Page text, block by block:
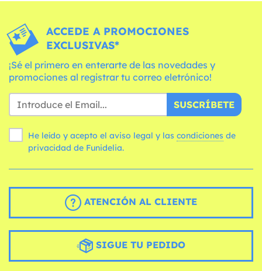
ACCEDE A PROMOCIONES
EXCLUSIVAS*
¡Sé el primero en enterarte de las novedades y
promociones al registrar tu correo eletrónico!
SUSCRÍBETE
He leído y acepto el aviso legal y las condiciones
privacidad de Funidelia.
ATENCIÓN AL CLIENTE
SIGUE TU PEDIDO